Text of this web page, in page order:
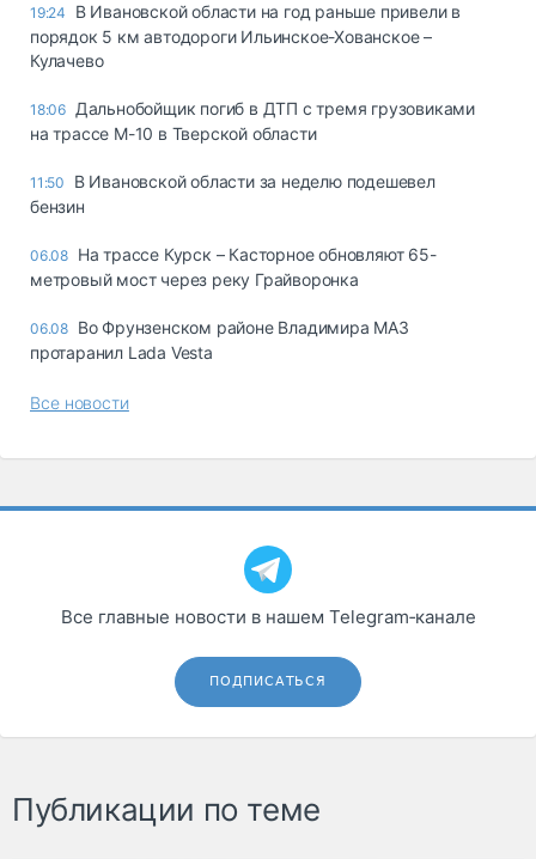
19:24
В Ивановской области на год раньше привели в
порядок 5 км автодороги Ильинское-Хованское –
Кулачево
18:06 Дальнобойщик погиб в ДТП с тремя грузовиками
на трассе М-10 в Тверской области
11:50
В Ивановской области за неделю подешевел
бензин
06.08 На трассе Курск – Касторное обновляют 65-
метровый мост через реку Грайворонка
06.08 Во Фрунзенском районе Владимира МАЗ
протаранил Lada Vesta
Все новости
Все главные новости в нашем Telegram‑канале
ПОДПИСАТЬСЯ
Публикации по теме